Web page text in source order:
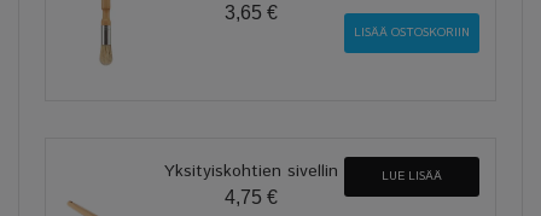
3,65 €
Yksityiskohtien sivellin
4,75 €
LUE LISÄÄ